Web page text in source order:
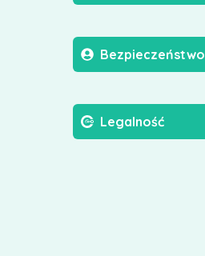
Bezpieczeństwo
Legalność